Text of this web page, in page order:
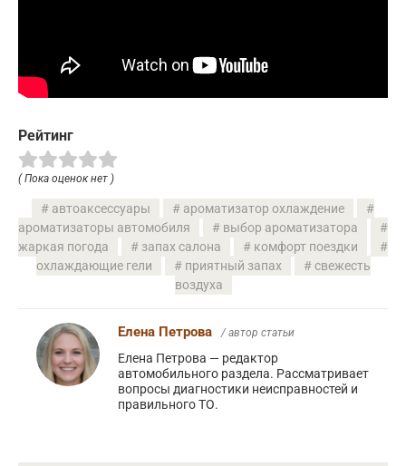
Рейтинг
( Пока оценок нет )
автоаксессуары
ароматизатор охлаждение
ароматизаторы автомобиля
выбор ароматизатора
жаркая погода
запах салона
комфорт поездки
охлаждающие гели
приятный запах
свежесть
воздуха
Елена Петрова / автор статьи
Елена Петрова — редактор
автомобильного раздела. Рассматривает
вопросы диагностики неисправностей и
правильного ТО.